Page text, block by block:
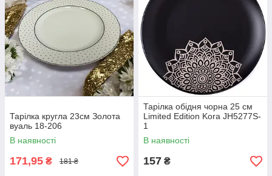
Тарілка кругла 23см Золота
вуаль 18-206
В наявності
171,95 ₴ 181 ₴
Тарілка обідня чорна 25 см
Limited Edition Kora JH5277S-
1
В наявності
157 ₴